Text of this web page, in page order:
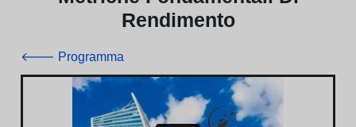
Rendimento
🡐 Programma